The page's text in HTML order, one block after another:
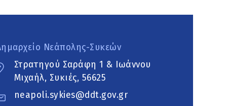
Νεάπολης-Συκεών
Στρατηγού Σαράφη 1 & Ιωάννου
Μιχαήλ, Συκιές, 56625
neapoli.sykies@ddt.gov.gr